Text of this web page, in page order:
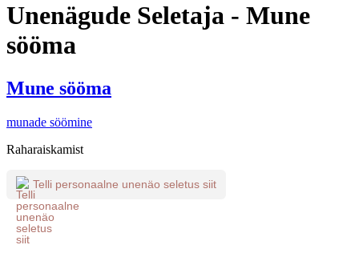
Unenägude Seletaja - Mune
sööma
Mune sööma
munade söömine
Raharaiskamist
Telli personaalne unenäo seletus siit